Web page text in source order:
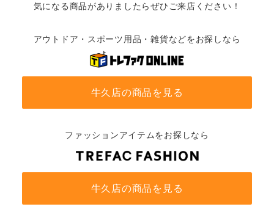
気になる商品がありましたらぜひご来店ください！
アウトドア・スポーツ用品・雑貨などをお探しなら
牛久店の商品を見る
ファッションアイテムをお探しなら
牛久店の商品を見る